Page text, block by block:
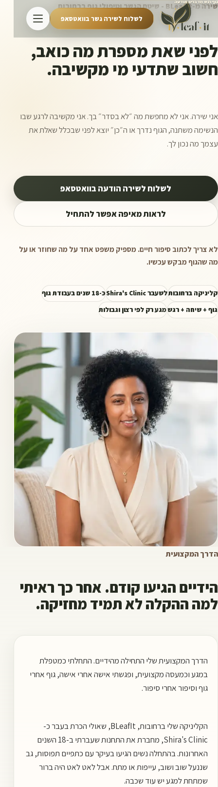
גוף רגש מדברים תודעה
לשלוח לשירה גשר בוואטסאפ
שירה מ-BLeafIt - שיטת הגשר וטיפולי גוף ברחובות
לפני שאת מספרת מה כואב,
חשוב שתדעי מי מקשיבה.
אני שירה. אני לא מחפשת מה ״לא בסדר״ בך. אני מקשיבה לרגע שבו
הנשימה משתנה, הגוף נדרך או ה״כן״ יוצא לפני שבכלל שאלת את
עצמך מה נכון לך.
לשלוח לשירה הודעה בוואטסאפ
לראות מאיפה אפשר להתחיל
לא צריך לכתוב סיפור חיים. מספיק משפט אחד על מה שחוזר או על
מה שהגוף מבקש עכשיו.
קליניקה ברחובותלשעבר Shira's Clinic
כ-18 שנים בעבודת גוף
גוף + שיחה + רגשמגע רק לפי רצון וגבולות
שירה מ-BLeafIt
עבודת גוף, ליווי רגשי-גופני משלים ושיטת הגשר.
הדרך המקצועית
הידיים הגיעו קודם. אחר כך ראיתי
למה ההקלה לא תמיד מחזיקה.
הדרך המקצועית שלי התחילה מהידיים. התחלתי כמטפלת
במגע וכמעסה מקצועית, ופגשתי אישה אחרי אישה, גוף אחרי
גוף וסיפור אחרי סיפור.
הקליניקה שלי ברחובות, BLeafIt, שאולי הכרת בעבר כ-
Shira's Clinic, מחברת את התחנות שעברתי ב-18 השנים
האחרונות. בהתחלה נשים הגיעו בעיקר עם כתפיים תפוסות, גב
שננעל שוב ושוב, עייפות או מתח. אבל לאט לאט היה ברור
שמתחת למגע יש עוד שכבה.